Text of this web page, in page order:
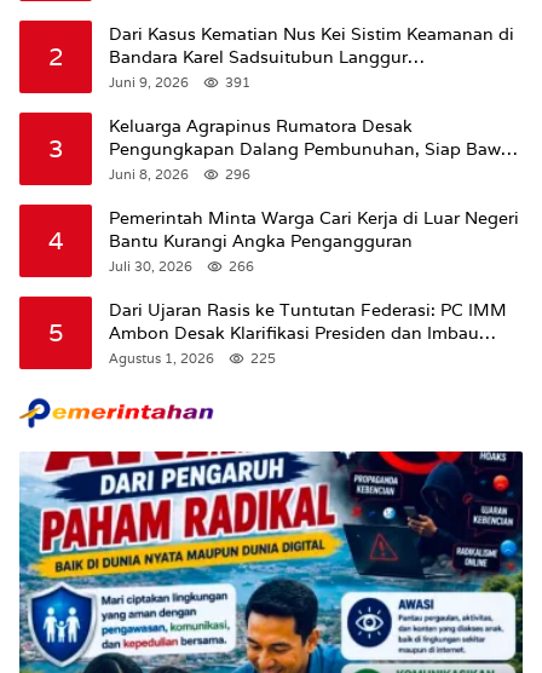
2
Dari Kasus Kematian Nus Kei Sistim Keamanan di
Bandara Karel Sadsuitubun Langgur
Dipertanyakan
Juni 9, 2026 391
3
Keluarga Agrapinus Rumatora Desak
Pengungkapan Dalang Pembunuhan, Siap Bawa
Kasus ke Komisi III DPR RI
Juni 8, 2026 296
4
Pemerintah Minta Warga Cari Kerja di Luar Negeri
Bantu Kurangi Angka Pengangguran
Juli 30, 2026 266
5
Dari Ujaran Rasis ke Tuntutan Federasi: PC IMM
Ambon Desak Klarifikasi Presiden dan Imbau
Tunda Pengibaran Bendera Merah Putih Di
Agustus 1, 2026 225